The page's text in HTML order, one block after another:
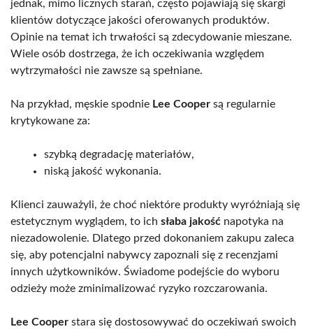
jednak, mimo licznych starań, często pojawiają się skargi
klientów dotyczące jakości oferowanych produktów.
Opinie na temat ich trwałości są zdecydowanie mieszane.
Wiele osób dostrzega, że ich oczekiwania względem
wytrzymałości nie zawsze są spełniane.
Na przykład, męskie spodnie Lee Cooper są regularnie
krytykowane za:
szybką degradację materiałów,
niską jakość wykonania.
Klienci zauważyli, że choć niektóre produkty wyróżniają się
estetycznym wyglądem, to ich słaba jakość napotyka na
niezadowolenie. Dlatego przed dokonaniem zakupu zaleca
się, aby potencjalni nabywcy zapoznali się z recenzjami
innych użytkowników. Świadome podejście do wyboru
odzieży może zminimalizować ryzyko rozczarowania.
Lee Cooper stara się dostosowywać do oczekiwań swoich